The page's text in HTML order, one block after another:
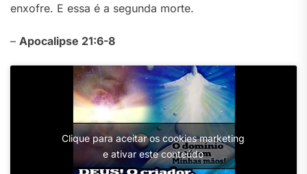
enxofre. E essa é a segunda morte.
– Apocalipse 21:6-8
Clique para aceitar os cookies marketing
e ativar este conteúdo